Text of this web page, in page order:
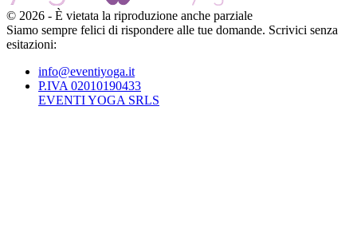
© 2026 - È vietata la riproduzione anche parziale
Siamo sempre felici di rispondere alle tue domande. Scrivici senza
esitazioni:
info@eventiyoga.it
P.IVA 02010190433
EVENTI YOGA SRLS